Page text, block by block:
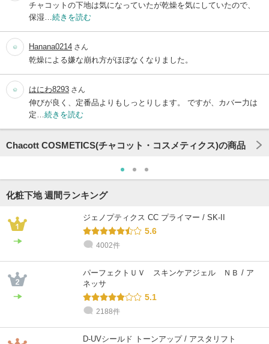
チャコットの下地は気になっていたが乾燥を気にしていたので、
保湿… 続きを読む
Hanana0214 さん
乾燥による嫌な崩れ方がほぼなくなりました。
はにわ8293 さん
伸びが良く、定番品よりもしっとりします。 ですが、カバー力は
定… 続きを読む
Chacott COSMETICS(チャコット・コスメティクス)の商品
化粧下地 週間ランキング
ジェノプティクス CC プライマー / SK-II
5.6
4002件
パーフェクトＵＶ スキンケアジェル ＮＢ / ア
ネッサ
5.1
2188件
D-UVシールド トーンアップ / アスタリフト